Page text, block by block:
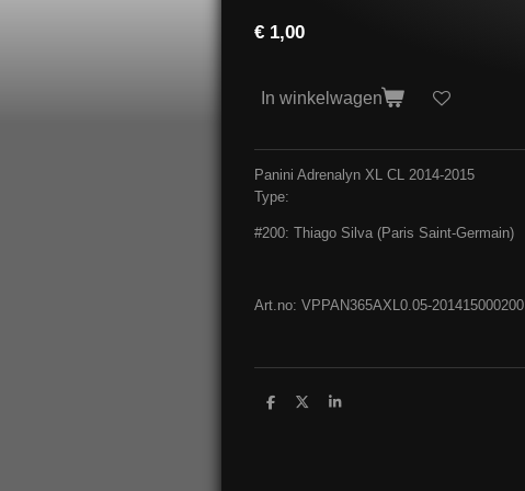
€ 1,00
In winkelwagen
Panini Adrenalyn XL CL 2014-2015
Type:
#200: Thiago Silva (Paris Saint-Germain)
Art.no: VPPAN365AXL0.05-201415000200
D
D
S